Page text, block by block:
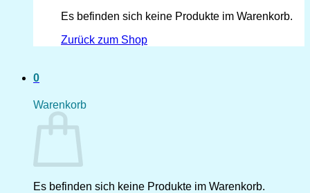
Es befinden sich keine Produkte im Warenkorb.
Zurück zum Shop
0
Warenkorb
Es befinden sich keine Produkte im Warenkorb.